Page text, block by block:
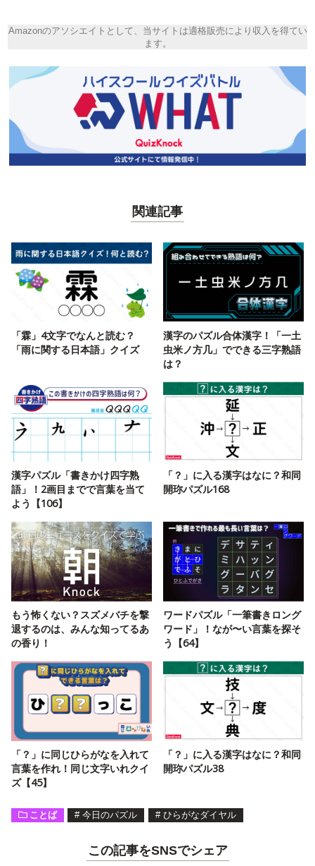
Amazonのアソシエイトとして、当サイトは適格販売により収入を得てい
ます。
関連記事
「霖」4文字でなんと読む？
「雨に関する日本語」クイズ
漢字のパズル合体漢字！「一土
虫米ノ方几」でできる三字熟語
は？
漢字パズル「書きかけ四字熟
語」！2画目までで言葉を当て
よう【106】
「？」に入る漢字はなに？和同
開珎パズル168
もう怖くない？スズメバチを撃
退するのは、みんな知ってるあ
の香り！
ワードパズル「一筆書きロング
ワード」！なが〜い言葉を探そ
う【64】
「？」に同じひらがなを入れて
言葉を作れ！同じ文字いれクイ
ズ【45】
「？」に入る漢字はなに？和同
開珎パズル38
ことば # 今日のパズル # ひらがなダイヤル
この記事をSNSでシェア